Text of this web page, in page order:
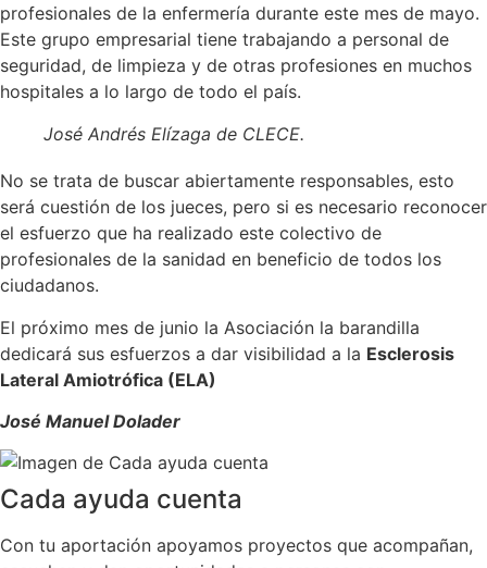
profesionales de la enfermería durante este mes de mayo.
Este grupo empresarial tiene trabajando a personal de
seguridad, de limpieza y de otras profesiones en muchos
hospitales a lo largo de todo el país.
José Andrés Elízaga de CLECE.
No se trata de buscar abiertamente responsables, esto
será cuestión de los jueces, pero si es necesario reconocer
el esfuerzo que ha realizado este colectivo de
profesionales de la sanidad en beneficio de todos los
ciudadanos.
El próximo mes de junio la Asociación la barandilla
dedicará sus esfuerzos a dar visibilidad a la Esclerosis
Lateral Amiotrófica (ELA)
José Manuel Dolader
Cada ayuda cuenta
Con tu aportación apoyamos proyectos que acompañan,